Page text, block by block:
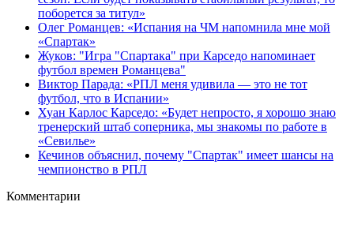
поборется за титул»
Олег Романцев: «Испания на ЧМ напомнила мне мой
«Спартак»
Жуков: "Игра "Спартака" при Карседо напоминает
футбол времен Романцева"
Виктор Парада: «РПЛ меня удивила — это не тот
футбол, что в Испании»
Хуан Карлос Карседо: «Будет непросто, я хорошо знаю
тренерский штаб соперника, мы знакомы по работе в
«Севилье»
Кечинов объяснил, почему "Спартак" имеет шансы на
чемпионство в РПЛ
Комментарии